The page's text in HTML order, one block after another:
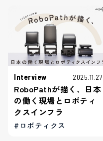
Interview 2025.11.27
RoboPathが描く、日本
の働く現場とロボティ
クスインフラ
#ロボティクス